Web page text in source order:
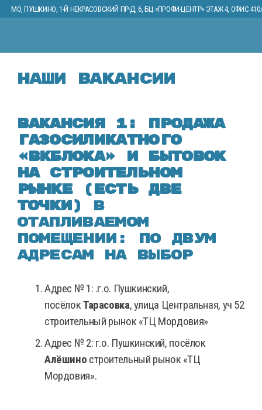
МО, ПУШКИНО, 1-Й НЕКРАСОВСКИЙ ПР-Д, 6, БЦ «ПРОФИ-ЦЕНТР» ЭТАЖ 4, ОФИС
Наши вакансии
Вакансия 1: Продажа
газосиликатного
«ВКБлока» и бытовок
на строительном
рынке
(есть две
точки) в
отапливаемом
помещении: по двум
адресам на выбор
Адрес № 1: .г.о. Пушкинский,
посёлокТарасовка, улица Центральная, уч 52
строительный рынок «ТЦ Мордовия»
Адрес № 2: г.о. Пушкинский, посёлок
Алёшино строительный рынок «ТЦ
Мордовия».